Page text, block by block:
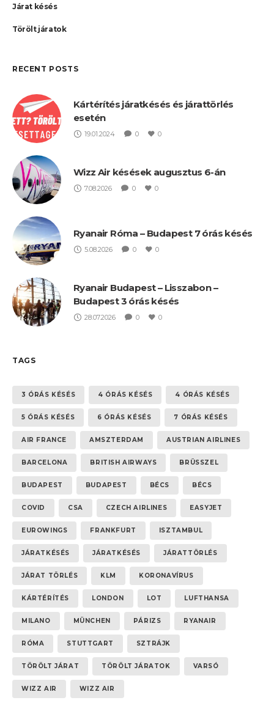
Járat késés
Törölt járatok
RECENT POSTS
Kártérítés járatkésés és járattörlés
esetén
19.01.2024 0 0
Wizz Air késések augusztus 6-án
7.08.2026 0 0
Ryanair Róma – Budapest 7 órás késés
5.08.2026 0 0
Ryanair Budapest – Lisszabon –
Budapest 3 órás késés
28.07.2026 0 0
TAGS
3 ÓRÁS KÉSÉS 4 ÓRÁS KÉSÉS 4 ÓRÁS KÉSÉS
5 ÓRÁS KÉSÉS 6 ÓRÁS KÉSÉS 7 ÓRÁS KÉSÉS
AIR FRANCE AMSZTERDAM AUSTRIAN AIRLINES
BARCELONA BRITISH AIRWAYS BRÜSSZEL
BUDAPEST BUDAPEST BÉCS BÉCS
COVID CSA CZECH AIRLINES EASYJET
EUROWINGS FRANKFURT ISZTAMBUL
JÁRATKÉSÉS JÁRATKÉSÉS JÁRATTÖRLÉS
JÁRAT TÖRLÉS KLM KORONAVÍRUS
KÁRTÉRÍTÉS LONDON LOT LUFTHANSA
MILANO MÜNCHEN PÁRIZS RYANAIR
RÓMA STUTTGART SZTRÁJK
TÖRÖLT JÁRAT TÖRÖLT JÁRATOK VARSÓ
WIZZ AIR WIZZ AIR